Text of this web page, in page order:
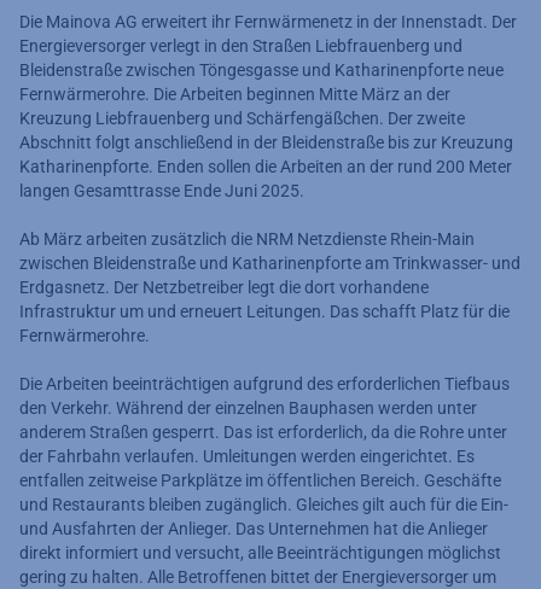
Die Mainova AG erweitert ihr Fernwärmenetz in der Innenstadt. Der
Energieversorger verlegt in den Straßen Liebfrauenberg und
Bleidenstraße zwischen Töngesgasse und Katharinenpforte neue
Fernwärmerohre. Die Arbeiten beginnen Mitte März an der
Kreuzung Liebfrauenberg und Schärfengäßchen. Der zweite
Abschnitt folgt anschließend in der Bleidenstraße bis zur Kreuzung
Katharinenpforte. Enden sollen die Arbeiten an der rund 200 Meter
langen Gesamttrasse Ende Juni 2025.
Ab März arbeiten zusätzlich die NRM Netzdienste Rhein-Main
zwischen Bleidenstraße und Katharinenpforte am Trinkwasser- und
Erdgasnetz. Der Netzbetreiber legt die dort vorhandene
Infrastruktur um und erneuert Leitungen. Das schafft Platz für die
Fernwärmerohre.
Die Arbeiten beeinträchtigen aufgrund des erforderlichen Tiefbaus
den Verkehr. Während der einzelnen Bauphasen werden unter
anderem Straßen gesperrt. Das ist erforderlich, da die Rohre unter
der Fahrbahn verlaufen. Umleitungen werden eingerichtet. Es
entfallen zeitweise Parkplätze im öffentlichen Bereich. Geschäfte
und Restaurants bleiben zugänglich. Gleiches gilt auch für die Ein-
und Ausfahrten der Anlieger. Das Unternehmen hat die Anlieger
direkt informiert und versucht, alle Beeinträchtigungen möglichst
gering zu halten. Alle Betroffenen bittet der Energieversorger um